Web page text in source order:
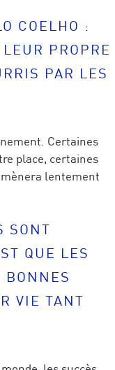
COELHO :
PROPRE
PAR LES
Certaines
place, certaines
lentement
SONT
QUE LES
BONNES
VIE TANT